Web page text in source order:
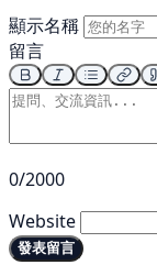
顯示名稱
留言
0/2000
Website
發表留言